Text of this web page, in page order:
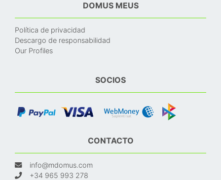
DOMUS MEUS
Política de privacidad
Descargo de responsabilidad
Our Profiles
SOCIOS
CONTACTO
info@mdomus.com
+34 965 993 278